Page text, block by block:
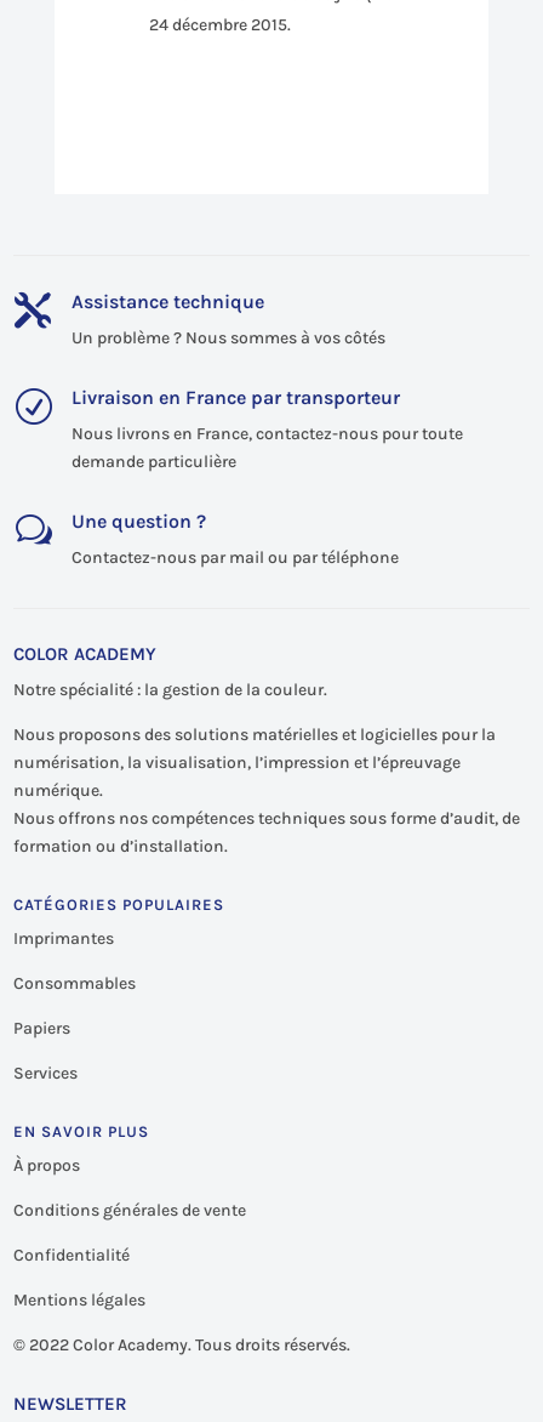
24 décembre 2015.
 Assistance technique
Un problème ? Nous sommes à vos côtés
R Livraison en France par transporteur
Nous livrons en France, contactez-nous pour toute
demande particulière
w Une question ?
Contactez-nous par mail ou par téléphone
COLOR ACADEMY
Notre spécialité : la gestion de la couleur.
Nous proposons des solutions matérielles et logicielles pour la
numérisation, la visualisation, l’impression et l’épreuvage
numérique.
Nous offrons nos compétences techniques sous forme d’audit, de
formation ou d’installation.
CATÉGORIES POPULAIRES
Imprimantes
Consommables
Papiers
Services
EN SAVOIR PLUS
À propos
Conditions générales de vente
Confidentialité
Mentions légales
© 2022 Color Academy. Tous droits réservés.
NEWSLETTER